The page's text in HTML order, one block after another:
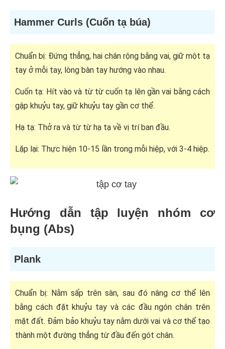
Hammer Curls (Cuốn tạ búa)
Chuẩn bị: Đứng thẳng, hai chân rộng bằng vai, giữ một tạ
tay ở mỗi tay, lòng bàn tay hướng vào nhau.
Cuốn tạ: Hít vào và từ từ cuốn tạ lên gần vai bằng cách
gập khuỷu tay, giữ khuỷu tay gần cơ thể.
Hạ tạ: Thở ra và từ từ hạ tạ về vị trí ban đầu.
Lặp lại: Thực hiện 10-15 lần trong mỗi hiệp, với 3-4 hiệp.
Hướng dẫn tập luyện nhóm cơ
bụng (Abs)
Plank
Chuẩn bị: Nằm sấp trên sàn, sau đó nâng cơ thể lên
bằng cách đặt khuỷu tay và các đầu ngón chân trên
mặt đất. Đảm bảo khuỷu tay nằm dưới vai và cơ thể tạo
thành một đường thẳng từ đầu đến gót chân.